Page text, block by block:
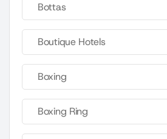
Bottas
Boutique Hotels
Boxing
Boxing Ring